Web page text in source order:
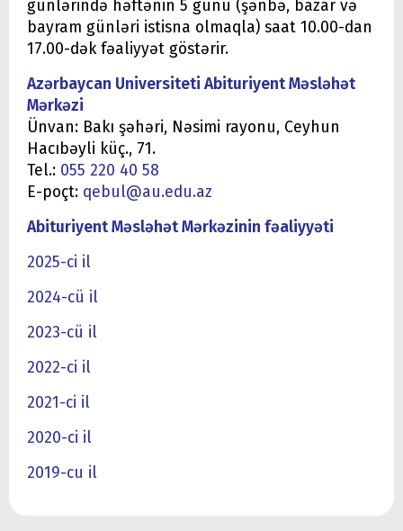
günlərində həftənin 5 günü (şənbə, bazar və
bayram günləri istisna olmaqla) saat 10.00-dan
17.00-dək fəaliyyət göstərir.
Azərbaycan Universiteti Abituriyent Məsləhət
Mərkəzi
Ünvan: Bakı şəhəri, Nəsimi rayonu, Ceyhun
Hacıbəyli küç., 71.
Tel.: 055 220 40 58
E-poçt: qebul@au.edu.az
Abituriyent Məsləhət Mərkəzinin fəaliyyəti
2025-ci il
2024-cü il
2023-cü il
2022-ci il
2021-ci il
2020-ci il
2019-cu il